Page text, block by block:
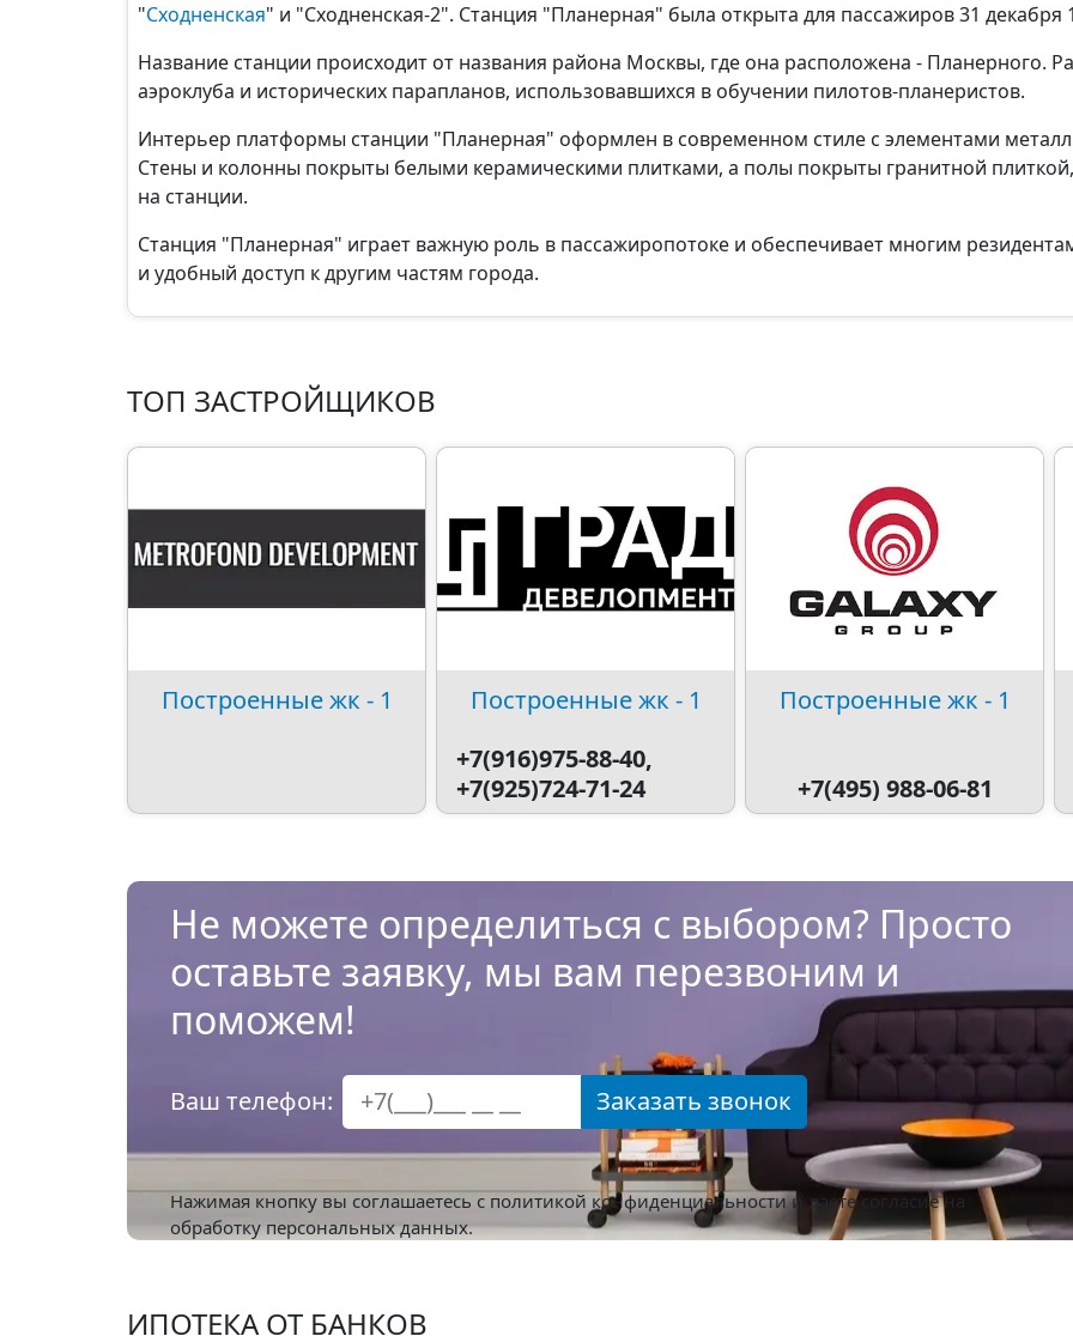
"Сходненская" и "Сходненская-2". Станция "Планерная" была открыта для пассажиров 31 декабря
Название станции происходит от названия района Москвы, где она расположена - Планерного.
аэроклуба и исторических парапланов, использовавшихся в обучении пилотов-планеристов.
Интерьер платформы станции "Планерная" оформлен в современном стиле с элементами
Стены и колонны покрыты белыми керамическими плитками, а полы покрыты гранитной
на станции.
Станция "Планерная" играет важную роль в пассажиропотоке и обеспечивает многим
и удобный доступ к другим частям города.
ТОП ЗАСТРОЙЩИКОВ
Построенные жк - 1
Построенные жк - 1
+7(916)975-88-40,
+7(925)724-71-24
Построенные жк - 1
+7(495) 988-06-81
Не можете определиться с выбором? Просто
оставьте заявку, мы вам перезвоним и
поможем!
Ваш телефон: Заказать звонок
Нажимая кнопку вы соглашаетесь с политикой конфиденциальностии даете согласие на
обработку персональных данных.
ИПОТЕКА ОТ БАНКОВ